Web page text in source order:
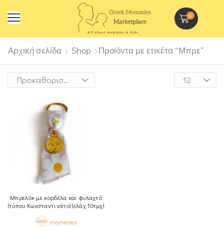
0
Αρχική σελίδα Shop Προϊόντα με ετικέτα “Μπρε”
Μπρελόκ με κορδέλα και φυλαχτό
(τύπου Κωνσταντινάτο) (ελάχ.10τμχ)
momeries